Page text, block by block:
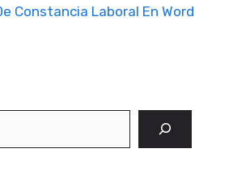
Constancia Laboral En Word